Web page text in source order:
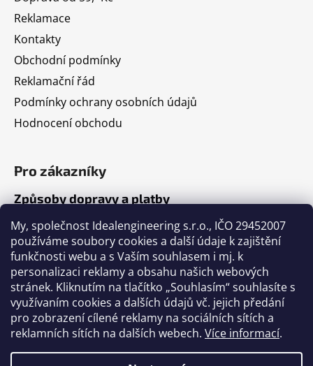
My, společnost Idealengineering s.r.o., IČO 29452007
používáme soubory cookies a další údaje k zajištění
funkčnosti webu a s Vaším souhlasem i mj. k
personalizaci reklamy a obsahu našich webových
stránek. Kliknutím na tlačítko „Souhlasím“ souhlasíte s
využívaním cookies a dalších údajů vč. jejich předání
pro zobrazení cílené reklamy na sociálních sítích a
reklamních sítích na dalších webech. Více informací.
Reklamace
Kontakty
Obchodní podmínky
Reklamační řád
Podmínky ochrany osobních údajů
Hodnocení obchodu
Pro zákazníky
Způsoby dopravy a platby
Jak nakupovat
Články
Výběr volejbalového míče
Výběr fotbalového míče
Tabulka velikostí míčů